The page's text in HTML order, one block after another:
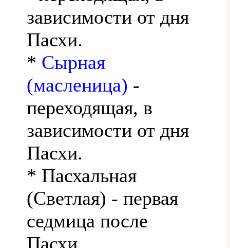
зависимости от дня
Пасхи.
* Сырная
(масленица) -
переходящая, в
зависимости от дня
Пасхи.
* Пасхальная
(Светлая) - первая
седмица после
Пасхи.